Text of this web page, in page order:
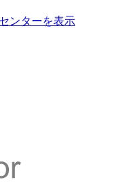
ンターを表示